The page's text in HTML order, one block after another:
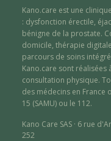
Kano.care est une
: dysfonction érectile,
bénigne de la prostate.
domicile, thérapie
parcours de soins
Kano.care sont réalisées
consultation physique.
des médecins en France
15 (SAMU) ou le 112.
Kano Care SAS · 6 rue
252